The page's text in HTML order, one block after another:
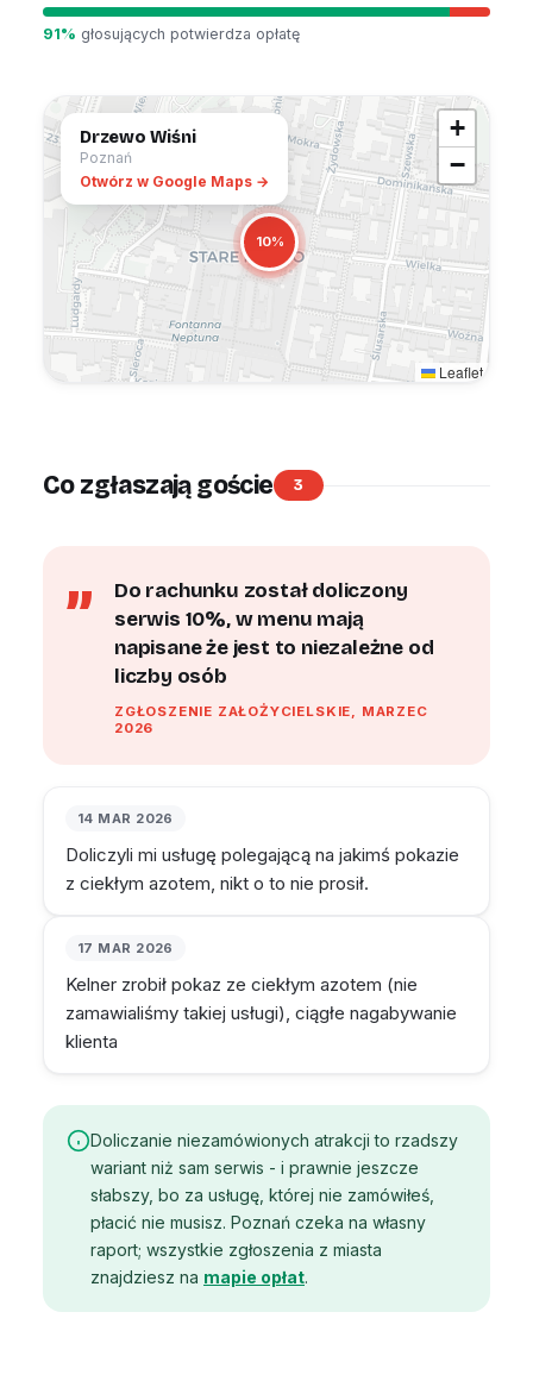
91% głosujących potwierdza opłatę
10%
+
−
Leaflet
Drzewo Wiśni
Poznań
Otwórz w Google Maps →
Co zgłaszają goście 3
Do rachunku został doliczony
serwis 10%, w menu mają
napisane że jest to niezależne od
liczby osób
ZGŁOSZENIE ZAŁOŻYCIELSKIE, MARZEC
2026
14 MAR 2026
Doliczyli mi usługę polegającą na jakimś pokazie
z ciekłym azotem, nikt o to nie prosił.
17 MAR 2026
Kelner zrobił pokaz ze ciekłym azotem (nie
zamawialiśmy takiej usługi), ciągłe nagabywanie
klienta
Doliczanie niezamówionych atrakcji to rzadszy
wariant niż sam serwis - i prawnie jeszcze
słabszy, bo za usługę, której nie zamówiłeś,
płacić nie musisz. Poznań czeka na własny
raport; wszystkie zgłoszenia z miasta
znajdziesz na mapie opłat.